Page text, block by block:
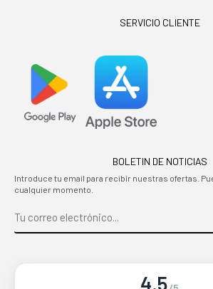
SERVICIO CLIENTE
BOLETIN DE NOTICIAS
Introduce tu email para recibir nuestras ofertas.
cualquier momento.
4.5